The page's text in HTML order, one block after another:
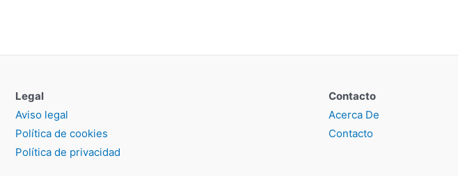
Legal
Aviso legal
Política de cookies
Política de privacidad
Contacto
Acerca De
Contacto